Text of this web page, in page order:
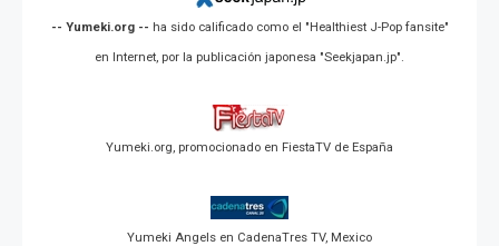
-- Yumeki.org -- ha sido calificado como el "Healthiest J-Pop fansite"
en Internet, por la publicación japonesa "Seekjapan.jp".
Yumeki.org, promocionado en FiestaTV de España
Yumeki Angels en CadenaTres TV, Mexico